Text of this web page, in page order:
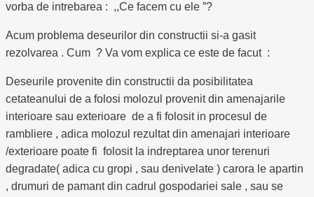
vorba de intrebarea : ,,Ce facem cu ele ”?
Acum problema deseurilor din constructii si-a gasit
rezolvarea . Cum ? Va vom explica ce este de facut :
Deseurile provenite din constructii da posibilitatea
cetateanului de a folosi molozul provenit din amenajarile
interioare sau exterioare de a fi folosit in procesul de
rambliere , adica molozul rezultat din amenajari interioare
/exterioare poate fi folosit la indreptarea unor terenuri
degradate( adica cu gropi , sau denivelate ) carora le apartin
, drumuri de pamant din cadrul gospodariei sale , sau se